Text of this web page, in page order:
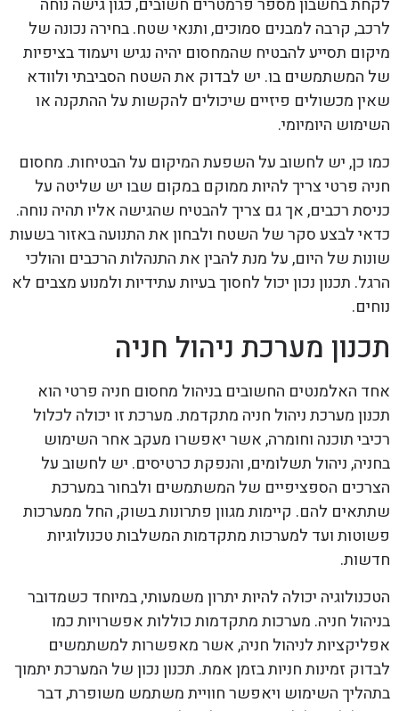
לקחת בחשבון מספר פרמטרים חשובים, כגון גישה נוחה
לרכב, קרבה למבנים סמוכים, ותנאי שטח. בחירה נכונה של
מיקום תסייע להבטיח שהמחסום יהיה נגיש ויעמוד בציפיות
של המשתמשים בו. יש לבדוק את השטח הסביבתי ולוודא
שאין מכשולים פיזיים שיכולים להקשות על ההתקנה או
השימוש היומיומי.
כמו כן, יש לחשוב על השפעת המיקום על הבטיחות. מחסום
חניה פרטי צריך להיות ממוקם במקום שבו יש שליטה על
כניסת רכבים, אך גם צריך להבטיח שהגישה אליו תהיה נוחה.
כדאי לבצע סקר של השטח ולבחון את התנועה באזור בשעות
שונות של היום, על מנת להבין את התנהלות הרכבים והולכי
הרגל. תכנון נכון יכול לחסוך בעיות עתידיות ולמנוע מצבים לא
נוחים.
תכנון מערכת ניהול חניה
אחד האלמנטים החשובים בניהול מחסום חניה פרטי הוא
תכנון מערכת ניהול חניה מתקדמת. מערכת זו יכולה לכלול
רכיבי תוכנה וחומרה, אשר יאפשרו מעקב אחר השימוש
בחניה, ניהול תשלומים, והנפקת כרטיסים. יש לחשוב על
הצרכים הספציפיים של המשתמשים ולבחור במערכת
שתתאים להם. קיימות מגוון פתרונות בשוק, החל ממערכות
פשוטות ועד למערכות מתקדמות המשלבות טכנולוגיות
חדשות.
הטכנולוגיה יכולה להיות יתרון משמעותי, במיוחד כשמדובר
בניהול חניה. מערכות מתקדמות כוללות אפשרויות כמו
אפליקציות לניהול חניה, אשר מאפשרות למשתמשים
לבדוק זמינות חניות בזמן אמת. תכנון נכון של המערכת יתמוך
בתהליך השימוש ויאפשר חוויית משתמש משופרת, דבר